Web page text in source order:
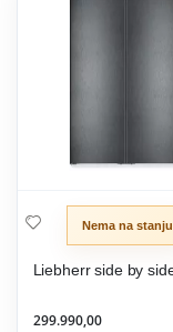
Nema na stanju
299.990,00